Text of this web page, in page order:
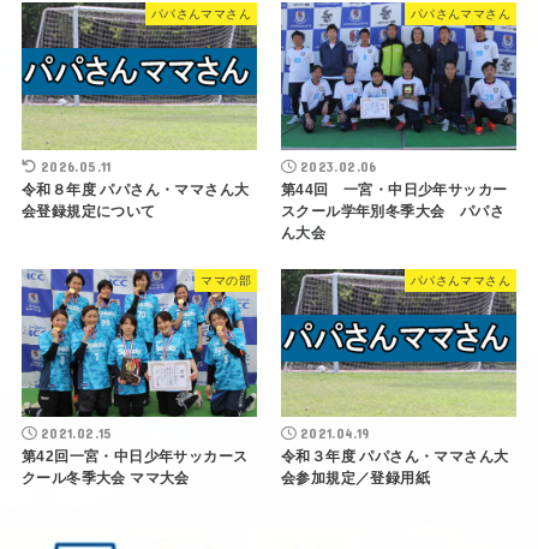
パパさんママさん
2026.05.11
令和８年度 パパさん・ママさん大
会登録規定について
パパさんママさん
2023.02.06
第44回 一宮・中日少年サッカー
スクール学年別冬季大会 パパさ
ん大会
ママの部
2021.02.15
第42回一宮・中日少年サッカース
クール冬季大会 ママ大会
パパさんママさん
2021.04.19
令和３年度 パパさん・ママさん大
会参加規定／登録用紙